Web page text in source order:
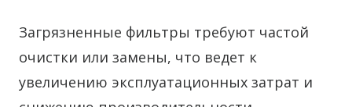
Загрязненные фильтры требуют частой
очистки или замены, что ведет к
увеличению эксплуатационных затрат и